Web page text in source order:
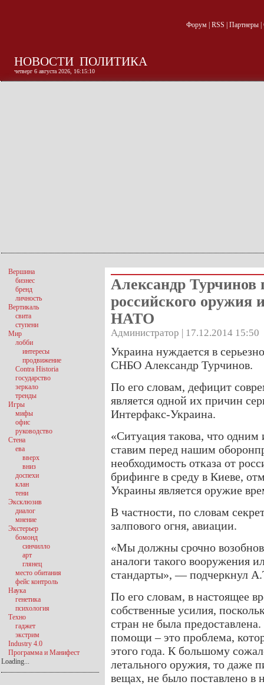
Форум| RSS Партнеры|
НОВОСТИ ПОЛИТИКА
четверг 6 августа 2026, 16:15:10
Александр Турчинов
российского оружия
НАТО
Администратор | 17.12.2014 15:50
Украина нуждается в
СНБО Александр Турчинов.
По его словам, дефицит
является одной их причин
Интерфакс-Украина.
«Ситуация такова, что
ставим перед нашим
необходимость отказа от
брифинге в среду в Киеве,
Украины является оружие
В частности, по словам
залпового огня, авиации.
«Мы должны срочно
аналоги такого вооружения
стандарты», — подчеркнул
По его словам, в настоящее
собственные усилия,
стран не была
помощи – это проблема,
этого года. К большому
летального оружия, то даже
вещах, не было поставлено в
Вершина
бизнес
бренд
личность
Вертикаль
свита
ступени
Мир
лобби
интересы
продвижение
Contra Historia
государство
зеркало
тренды
Игры
мифы
офис
руководство
Стена
ева
вверх
вниз
доспехи
клан
тени
Эксклюзив
диалог
мнение
Экстерьер
бомонд
синчилло
арт
глянец
место обитания
фейс контроль
Наука
генетика
психология
Техно
гаджет
экстрим
Industry 4.0
Программа и Манифест
Loading...